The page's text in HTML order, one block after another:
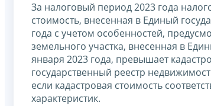
За налоговый период 2023 года
стоимость, внесенная в Единый
года с учетом особенностей,
земельного участка, внесенная в
января 2023 года, превышает
государственный реестр
если кадастровая стоимость
характеристик.